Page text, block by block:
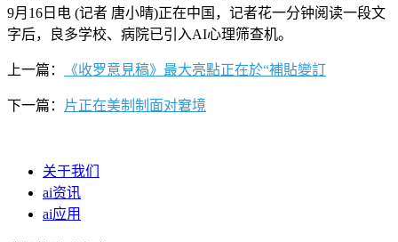
9月16日电 (记者 唐小晴)正在中国，记者花一分钟阅读一段文
字后，良多学校、病院已引入AI心理筛查机。
上一篇： 《收罗意見稿》最大亮點正在於“補貼變訂
下一篇： 片正在美制制面对窘境
关于我们
ai资讯
ai应用